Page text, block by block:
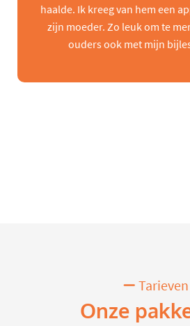
haalde. Ik kreeg van hem een
zijn moeder. Zo leuk om te
ouders ook met mijn
Tarieven
Onze